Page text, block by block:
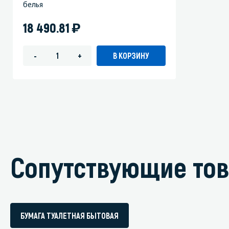
белья
18 490.81)
- + В КОРЗИНУ
Сопутствующие
БУМАГА ТУАЛЕТНАЯ БЫТОВАЯ